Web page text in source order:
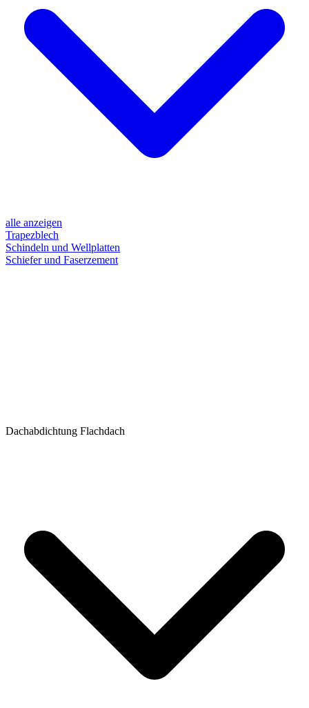
alle anzeigen
Trapezblech
Schindeln und Wellplatten
Schiefer und Faserzement
Dachabdichtung Flachdach